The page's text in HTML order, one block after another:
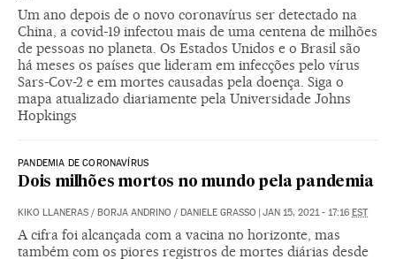
Um ano depois de o novo coronavírus ser detectado na
China, a covid-19 infectou mais de uma centena de milhões
de pessoas no planeta. Os Estados Unidos e o Brasil são
há meses os países que lideram em infecções pelo vírus
Sars-Cov-2 e em mortes causadas pela doença. Siga o
mapa atualizado diariamente pela Universidade Johns
Hopkings
PANDEMIA DE CORONAVÍRUS
Dois milhões mortos no mundo pela pandemia
KIKO LLANERAS / BORJA ANDRINO / DANIELE GRASSO JAN 15, 2021 - 17:16 EST
A cifra foi alcançada com a vacina no horizonte, mas
também com os piores registros de mortes diárias desde